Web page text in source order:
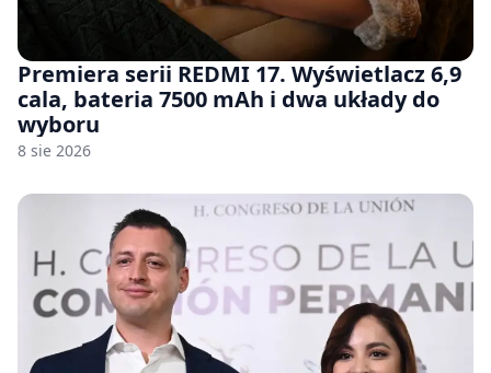
Premiera serii REDMI 17. Wyświetlacz 6,9
cala, bateria 7500 mAh i dwa układy do
wyboru
8 sie 2026